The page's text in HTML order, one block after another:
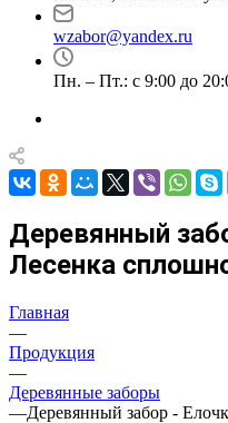
wzabor@yandex.ru
Пн. – Пт.: с 9:00 до
Деревянный
Лесенка
Главная
—
Продукция
—
Деревянные заборы
—Деревянный забор -